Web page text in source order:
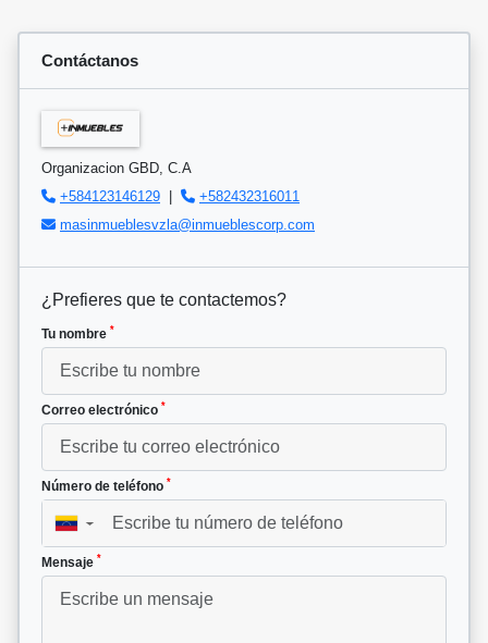
Contáctanos
Organizacion GBD, C.A
+584123146129 |
+582432316011
masinmueblesvzla@inmueblescorp.com
¿Prefieres que te contactemos?
Tu nombre *
Correo electrónico *
Número de teléfono *
▼
Mensaje *